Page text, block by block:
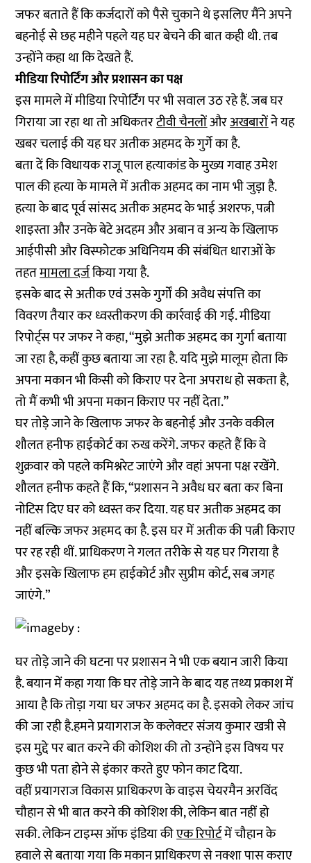
जफर बताते हैं कि कर्जदारों को पैसे चुकाने थे इसलिए मैंने अपने
बहनोई से छह महीने पहले यह घर बेचने की बात कही थी. तब
उन्होंने कहा था कि देखते हैं.
मीडिया रिपोर्टिंग और प्रशासन का पक्ष
इस मामले में मीडिया रिपोर्टिंग पर भी सवाल उठ रहे हैं. जब घर
गिराया जा रहा था तो अधिकतरटीवी चैनलोंऔरअखबारोंने यह
खबर चलाई की यह घर अतीक अहमद के गुर्गे का है.
बता दें कि विधायक राजू पाल हत्याकांड के मुख्य गवाह उमेश
पाल की हत्या के मामले में अतीक अहमद का नाम भी जुड़ा है.
हत्या के बाद पूर्व सांसद अतीक अहमद के भाई अशरफ, पत्नी
शाइस्ता और उनके बेटे अदहम और अबान व अन्य के खिलाफ
आईपीसी और विस्फोटक अधिनियम की संबंधित धाराओं के
तहतमामला दर्जकिया गया है.
इसके बाद से अतीक एवं उसके गुर्गों की अवैध संपत्ति का
विवरण तैयार कर ध्वस्तीकरण की कार्रवाई की गई. मीडिया
रिपोर्ट्स पर जफर ने कहा, “मुझे अतीक अहमद का गुर्गा बताया
जा रहा है, कहीं कुछ बताया जा रहा है. यदि मुझे मालूम होता कि
अपना मकान भी किसी को किराए पर देना अपराध हो सकता है,
तो मैं कभी भी अपना मकान किराए पर नहीं देता.”
घर तोड़े जाने के खिलाफ जफर के बहनोई और उनके वकील
शौलत हनीफ हाईकोर्ट का रुख करेंगे. जफर कहते हैं कि वे
शुक्रवार को पहले कमिश्नरेट जाएंगे और वहां अपना पक्ष रखेंगे.
शौलत हनीफ कहते हैं कि, “प्रशासन ने अवैध घर बता कर बिना
नोटिस दिए घर को ध्वस्त कर दिया. यह घर अतीक अहमद का
नहीं बल्कि जफर अहमद का है. इस घर में अतीक की पत्नी किराए
पर रह रही थीं. प्राधिकरण ने गलत तरीके से यह घर गिराया है
और इसके खिलाफ हम हाईकोर्ट और सुप्रीम कोर्ट, सब जगह
जाएंगे.”
घर तोड़े जाने की घटना पर प्रशासन ने भी एक बयान जारी किया
है. बयान में कहा गया कि घर तोड़े जाने के बाद यह तथ्य प्रकाश में
आया है कि तोड़ा गया घर जफर अहमद का है. इसको लेकर जांच
की जा रही है.हमने प्रयागराज के कलेक्टर संजय कुमार खत्री से
इस मुद्दे पर बात करने की कोशिश की तो उन्होंने इस विषय पर
कुछ भी पता होने से इंकार करते हुए फोन काट दिया.
वहीं प्रयागराज विकास प्राधिकरण के वाइस चेयरमैन अरविंद
चौहान से भी बात करने की कोशिश की, लेकिन बात नहीं हो
सकी. लेकिन टाइम्स ऑफ इंडिया कीएक रिपोर्टमें चौहान के
हवाले से बताया गया कि मकान प्राधिकरण से नक्शा पास कराए